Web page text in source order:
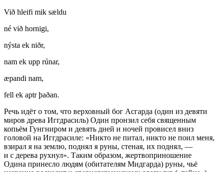
Við hleifi mik sældu
né við hornigi,
nýsta ek niðr,
nam ek upp rúnar,
æpandi nam,
fell ek aptr þaðan.
Речь идёт о том, что верховный бог Асгарда (один из девяти
миров древа Иггдрасиль) Один пронзил себя священным
копьём Гунгниром и девять дней и ночей провисел вниз
головой на Иггдрасиле: «Никто не питал, никто не поил меня,
взирал я на землю, поднял я руны, стеная, их поднял, —
и с дерева рухнул». Таким образом, жертвоприношение
Одина принесло людям (обитателям Мидгарда) руны, чьё